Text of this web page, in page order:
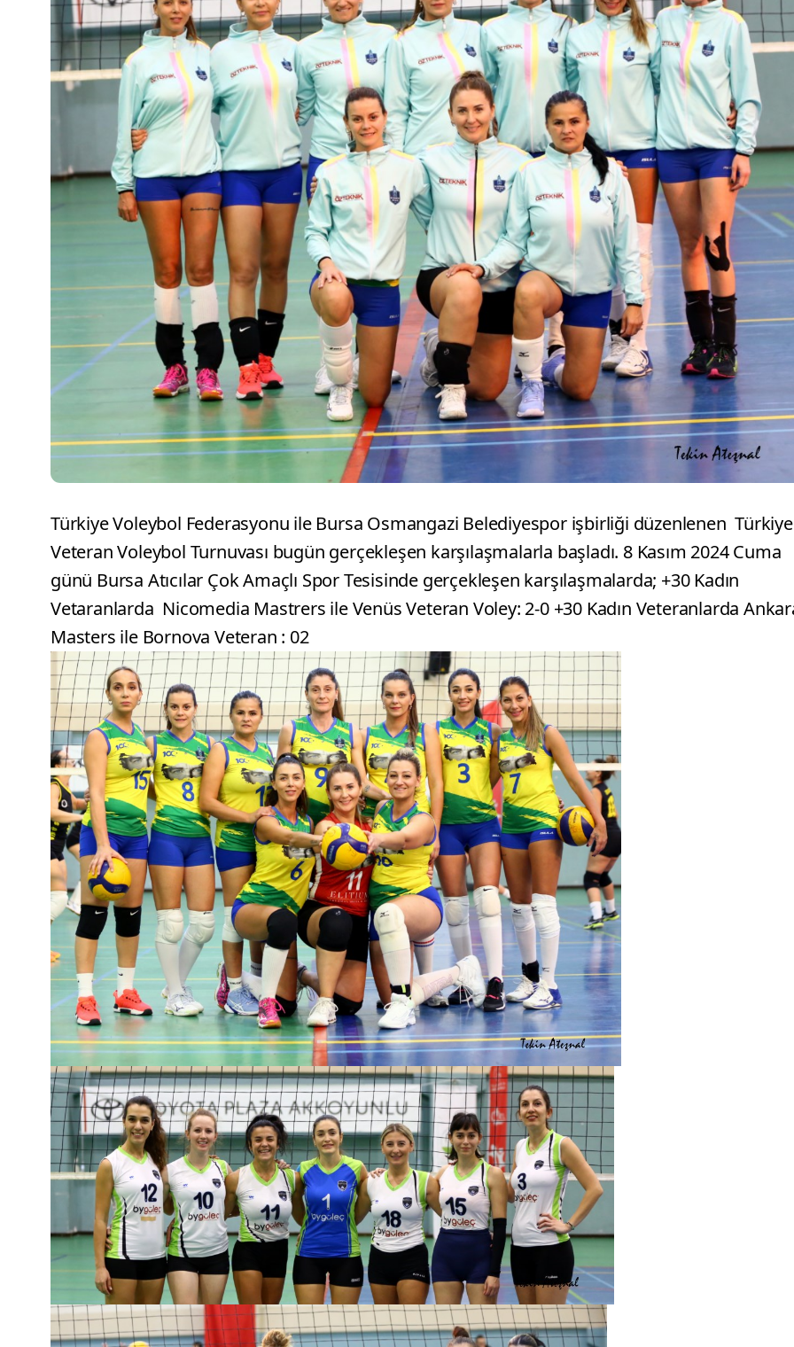
Türkiye Voleybol Federasyonu ile Bursa Osmangazi Belediyespor işbirliği düzenlenen Türkiye
Veteran Voleybol Turnuvası bugün gerçekleşen karşılaşmalarla başladı. 8 Kasım 2024 Cuma
günü Bursa Atıcılar Çok Amaçlı Spor Tesisinde gerçekleşen karşılaşmalarda; +30 Kadın
Vetaranlarda Nicomedia Mastrers ile Venüs Veteran Voley: 2-0 +30 Kadın Veteranlarda
Masters ile Bornova Veteran : 02